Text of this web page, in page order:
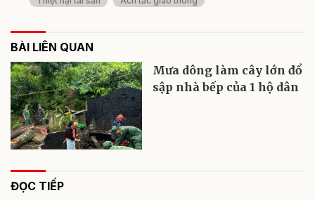
BÀI LIÊN QUAN
Mưa dông làm cây lớn đổ
sập nhà bếp của 1 hộ dân
ĐỌC TIẾP